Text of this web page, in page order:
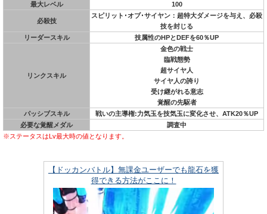
最大レベル
100
必殺技
スピリット･オブ･サイヤン：超特大ダメージを与え、必殺
技を封じる
リーダースキル
技属性のHPとDEFを60％UP
リンクスキル
金色の戦士
臨戦態勢
超サイヤ人
サイヤ人の誇り
受け継がれる意志
覚醒の先駆者
パッシブスキル
戦いの主導権:力気玉を技気玉に変化させ、ATK20％UP
必要な覚醒メダル
調査中
※ステータスはLv最大時の値となります。
【ドッカンバトル】無課金ユーザーでも龍石を獲
得できる方法がここに！